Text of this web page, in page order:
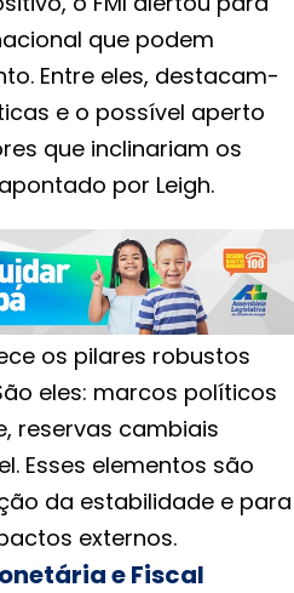
que podem
Entre eles, destacam-
e o possível aperto
que inclinariam os
por Leigh.
os pilares robustos
eles: marcos políticos
reservas cambiais
Esses elementos são
da estabilidade e para
externos.
e Fiscal